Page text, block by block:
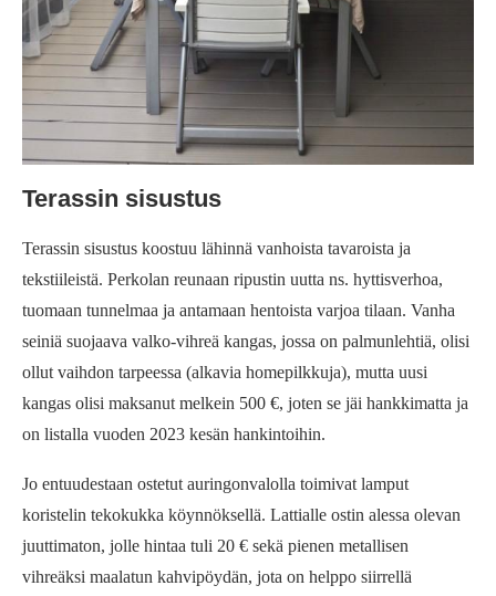
Terassin sisustus
Terassin sisustus koostuu lähinnä vanhoista tavaroista ja
tekstiileistä. Perkolan reunaan ripustin uutta ns. hyttisverhoa,
tuomaan tunnelmaa ja antamaan hentoista varjoa tilaan. Vanha
seiniä suojaava valko-vihreä kangas, jossa on palmunlehtiä, olisi
ollut vaihdon tarpeessa (alkavia homepilkkuja), mutta uusi
kangas olisi maksanut melkein 500 €, joten se jäi hankkimatta ja
on listalla vuoden 2023 kesän hankintoihin.
Jo entuudestaan ostetut auringonvalolla toimivat lamput
koristelin tekokukka köynnöksellä. Lattialle ostin alessa olevan
juuttimaton, jolle hintaa tuli 20 € sekä pienen metallisen
vihreäksi maalatun kahvipöydän, jota on helppo siirrellä